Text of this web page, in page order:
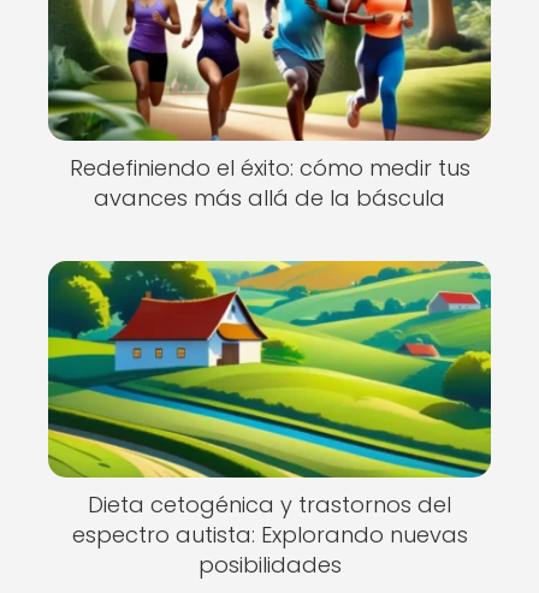
Redefiniendo el éxito: cómo medir tus
avances más allá de la báscula
Dieta cetogénica y trastornos del
espectro autista: Explorando nuevas
posibilidades